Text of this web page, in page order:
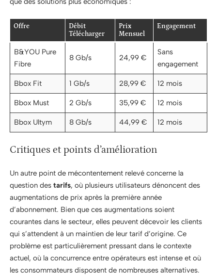
Offre
Débit
Télécharger
Prix
Mensuel
Engagement
B&YOU Pure
Fibre
8 Gb/s 24,99 €
Sans
engagement
Bbox Fit 1 Gb/s 28,99 € 12 mois
Bbox Must 2 Gb/s 35,99 € 12 mois
Bbox Ultym 8 Gb/s 44,99 € 12 mois
Critiques et points d’amélioration
Un autre point de mécontentement relevé concerne la
question des tarifs, où plusieurs utilisateurs dénoncent des
augmentations de prix après la première année
d’abonnement. Bien que ces augmentations soient
courantes dans le secteur, elles peuvent décevoir les clients
qui s’attendent à un maintien de leur tarif d’origine. Ce
problème est particulièrement pressant dans le contexte
actuel, où la concurrence entre opérateurs est intense et où
les consommateurs disposent de nombreuses alternatives.